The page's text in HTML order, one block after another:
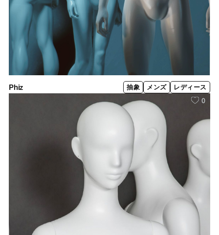
Phiz 抽象 メンズ レディース
0